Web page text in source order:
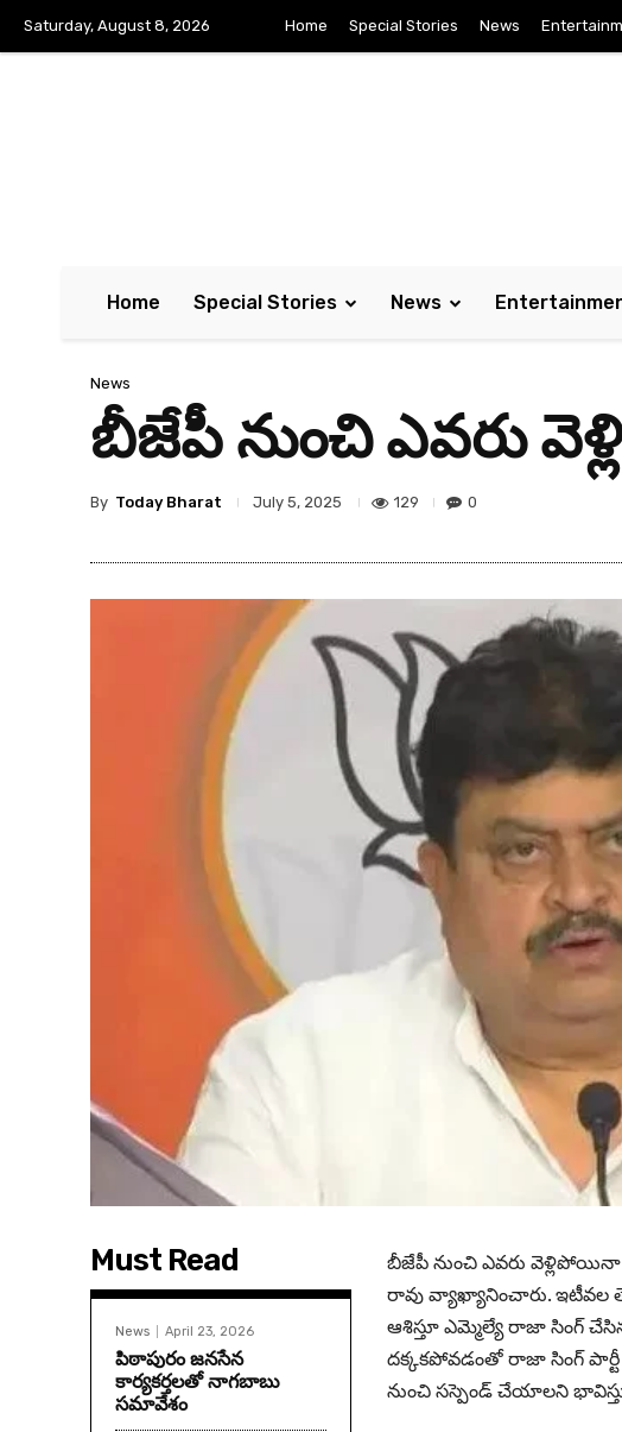
Saturday, August 8, 2026 Home Special Stories News
Home Special Stories News
News
బీజేపీ నుంచి ఎవ‌రు
By Today Bharat July 5, 2025 129 0
Must Read
News April 23, 2026
పిఠాపురం జనసేన
కార్యకర్తలతో నాగబాబు
సమావేశం
బీజేపీ నుంచి ఎవరు వెళ్లిపోయినా
రావు వ్యాఖ్యానించారు. ఇటీవ‌ల
ఆశిస్తూ ఎమ్మెల్యే రాజా సింగ్
ద‌క్క‌క‌పోవ‌డంతో రాజా సింగ్
నుంచి స‌స్పెండ్ చేయాల‌ని